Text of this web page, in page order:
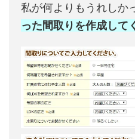
私が何よりもうれしか
った間取りを作成して